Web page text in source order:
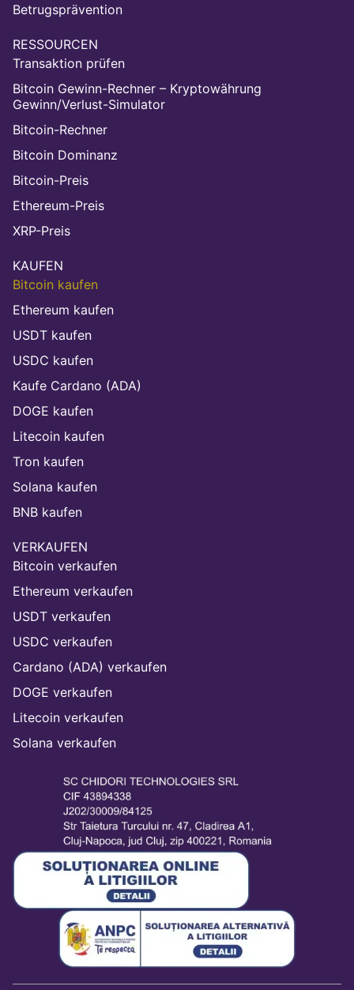
Betrugsprävention
RESSOURCEN
Transaktion prüfen
Bitcoin Gewinn-Rechner – Kryptowährung
Gewinn/Verlust-Simulator
Bitcoin-Rechner
Bitcoin Dominanz
Bitcoin-Preis
Ethereum-Preis
XRP-Preis
KAUFEN
Bitcoin kaufen
Ethereum kaufen
USDT kaufen
USDC kaufen
Kaufe Cardano (ADA)
DOGE kaufen
Litecoin kaufen
Tron kaufen
Solana kaufen
BNB kaufen
VERKAUFEN
Bitcoin verkaufen
Ethereum verkaufen
USDT verkaufen
USDC verkaufen
Cardano (ADA) verkaufen
DOGE verkaufen
Litecoin verkaufen
Solana verkaufen